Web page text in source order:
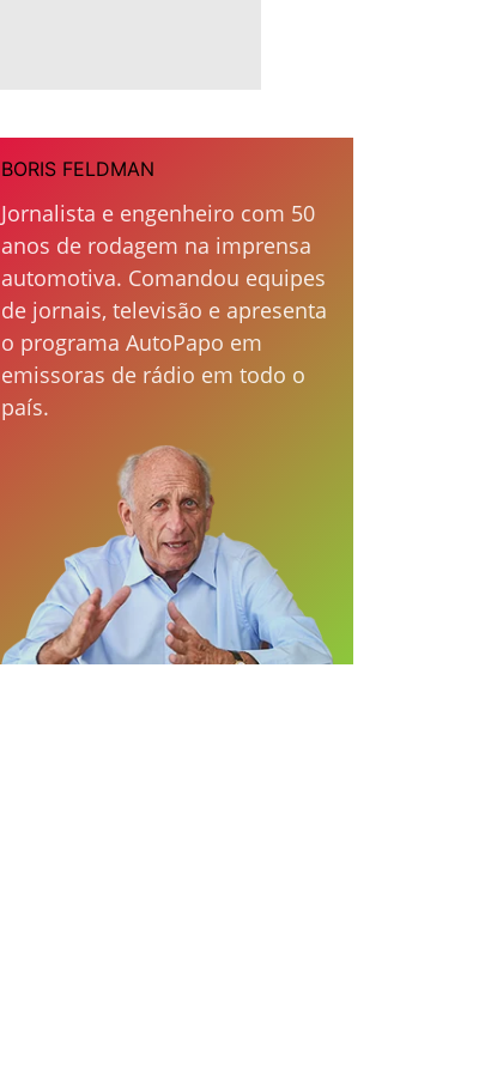
BORIS FELDMAN
Jornalista e engenheiro com 50
anos de rodagem na imprensa
automotiva. Comandou equipes
de jornais, televisão e apresenta
o programa AutoPapo em
emissoras de rádio em todo o
país.